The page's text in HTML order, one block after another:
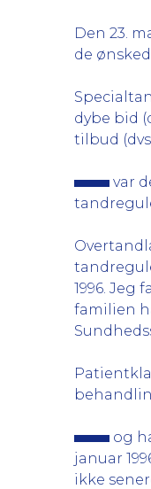
Den 23.
de
dybe bid
tilbud
var
1996.
familien
og
januar
ikke